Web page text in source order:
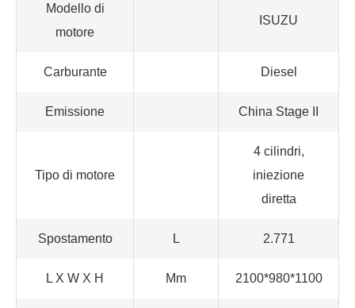
Modello di
motore
ISUZU
Carburante Diesel
Emissione China Stage II
Tipo di motore
4 cilindri,
iniezione
diretta
Spostamento L 2.771
L X W X H Mm 2100*980*1100